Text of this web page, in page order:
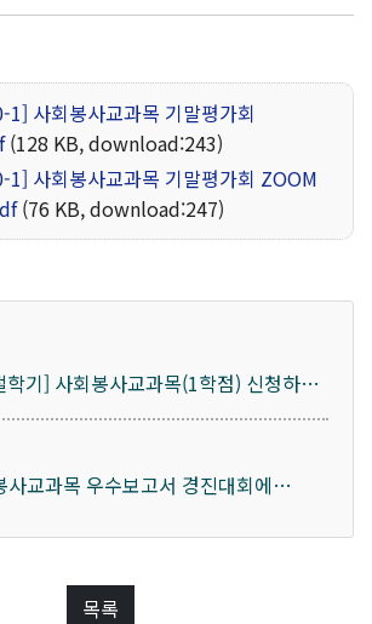
1] 사회봉사교과목 기말평가회
(128 KB, download:243)
1] 사회봉사교과목 기말평가회 ZOOM
(76 KB, download:247)
기] 사회봉사교과목(1학점) 신청하기
함)
교과목 우수보고서 경진대회에
목록